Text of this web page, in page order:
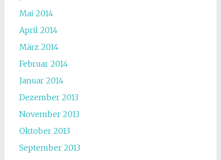
Mai 2014
April 2014
März 2014
Februar 2014
Januar 2014
Dezember 2013
November 2013
Oktober 2013
September 2013